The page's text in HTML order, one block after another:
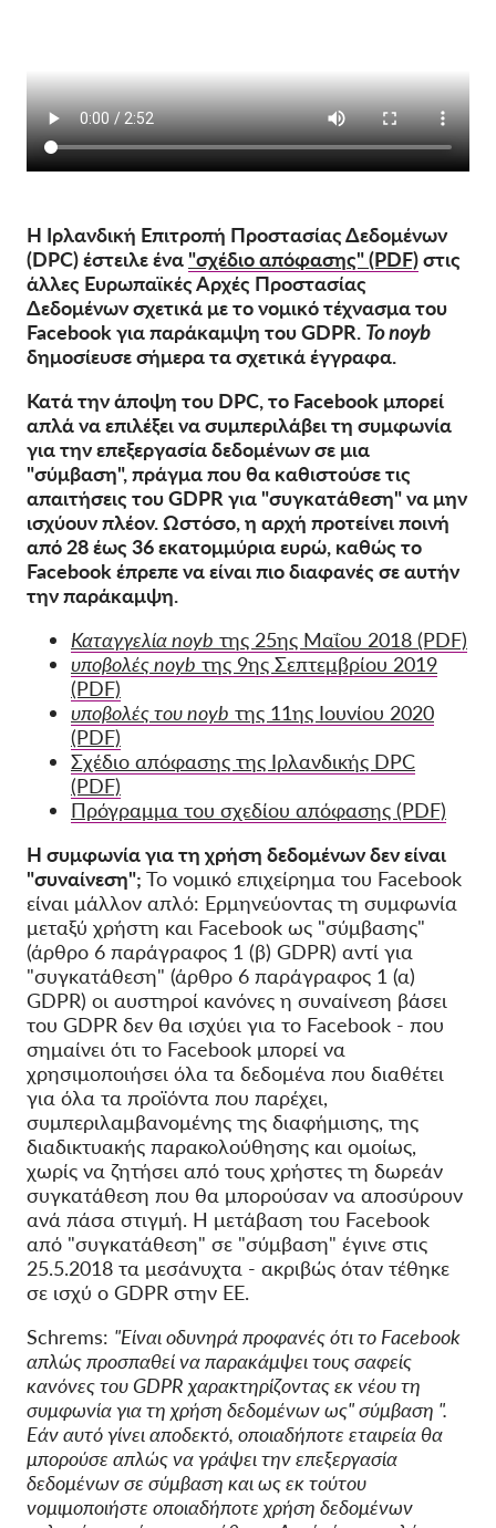
ΜΜΕ
Επικοινωνία
Η Ιρλανδική Επιτροπή Προστασίας Δεδομένων
(DPC) έστειλε ένα "σχέδιο απόφασης" (PDF)στις
άλλες Ευρωπαϊκές Αρχές Προστασίας
Δεδομένων σχετικά με το νομικό τέχνασμα του
Facebook για παράκαμψη του GDPR. Το noyb
δημοσίευσε σήμερα τα σχετικά έγγραφα.
Κατά την άποψη του DPC, το Facebook μπορεί
απλά να επιλέξει να συμπεριλάβει τη συμφωνία
για την επεξεργασία δεδομένων σε μια
"σύμβαση", πράγμα που θα καθιστούσε τις
απαιτήσεις του GDPR για "συγκατάθεση" να μην
ισχύουν πλέον. Ωστόσο, η αρχή προτείνει ποινή
από 28 έως 36 εκατομμύρια ευρώ, καθώς το
Facebook έπρεπε να είναι πιο διαφανές σε αυτήν
την παράκαμψη.
Καταγγελία noyb της 25ης Μαΐου 2018 (PDF)
υποβολές noyb της 9ης Σεπτεμβρίου 2019
(PDF)
υποβολές του noyb της 11ης Ιουνίου 2020
(PDF)
Σχέδιο απόφασης της Ιρλανδικής DPC
(PDF)
Πρόγραμμα του σχεδίου απόφασης (PDF)
Η συμφωνία για τη χρήση δεδομένων δεν είναι
"συναίνεση"; Το νομικό επιχείρημα του Facebook
είναι μάλλον απλό: Ερμηνεύοντας τη συμφωνία
μεταξύ χρήστη και Facebook ως "σύμβασης"
(άρθρο 6 παράγραφος 1 (β) GDPR) αντί για
"συγκατάθεση" (άρθρο 6 παράγραφος 1 (α)
GDPR) οι αυστηροί κανόνες η συναίνεση βάσει
του GDPR δεν θα ισχύει για το Facebook - που
σημαίνει ότι το Facebook μπορεί να
χρησιμοποιήσει όλα τα δεδομένα που διαθέτει
για όλα τα προϊόντα που παρέχει,
συμπεριλαμβανομένης της διαφήμισης, της
διαδικτυακής παρακολούθησης και ομοίως,
χωρίς να ζητήσει από τους χρήστες τη δωρεάν
συγκατάθεση που θα μπορούσαν να αποσύρουν
ανά πάσα στιγμή. Η μετάβαση του Facebook
από "συγκατάθεση" σε "σύμβαση" έγινε στις
25.5.2018 τα μεσάνυχτα - ακριβώς όταν τέθηκε
σε ισχύ ο GDPR στην ΕΕ.
Schrems: "Είναι οδυνηρά προφανές ότι το Facebook
απλώς προσπαθεί να παρακάμψει τους σαφείς
κανόνες του GDPR χαρακτηρίζοντας εκ νέου τη
συμφωνία για τη χρήση δεδομένων ως" σύμβαση ".
Εάν αυτό γίνει αποδεκτό, οποιαδήποτε εταιρεία θα
μπορούσε απλώς να γράψει την επεξεργασία
δεδομένων σε σύμβαση και ως εκ τούτου
νομιμοποιήστε οποιαδήποτε χρήση δεδομένων